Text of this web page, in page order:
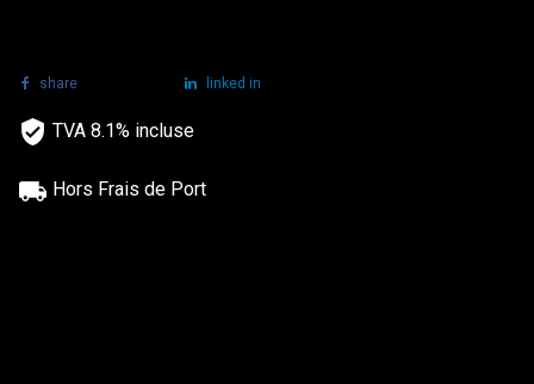
share linked in
TVA 8.1% incluse
Hors Frais de Port